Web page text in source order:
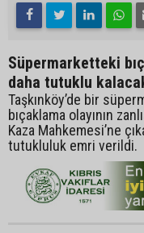
Süpermarketteki
daha tutuklu
Taşkınköy’de bir
bıçaklama olayının
Kaza Mahkemesi’ne
tutukluluk emri verildi.